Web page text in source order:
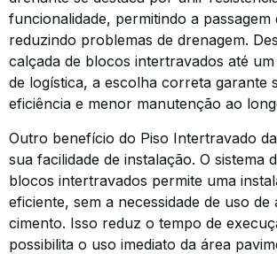
funcionalidade, permitindo a passagem
reduzindo problemas de drenagem.
calçada de blocos intertravados até
de logística, a escolha correta garante
eficiência e menor manutenção ao
Outro benefício do Piso Intertravado
sua facilidade de instalação. O sistema
blocos intertravados permite uma
eficiente, sem a necessidade de uso de
cimento. Isso reduz o tempo de
possibilita o uso imediato da área